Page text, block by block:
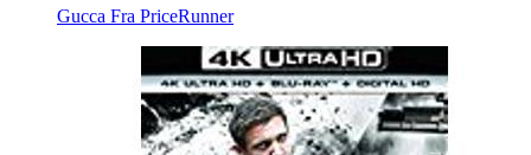
Gucca Fra PriceRunner